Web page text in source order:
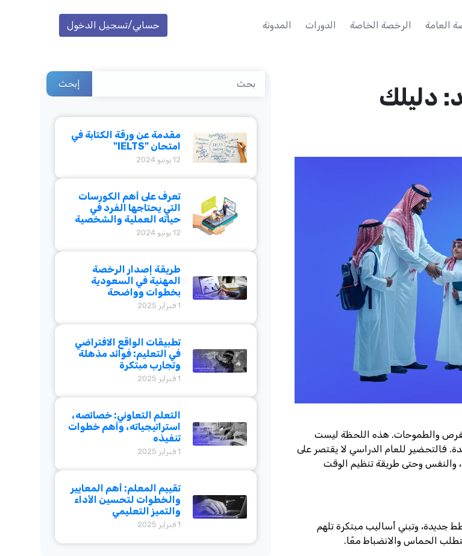
العامة الرخصة الخاصة الدورات المدونة حسابي/تسجيل الدخول
دليلك
والطموحات. هذه اللحظة ليست
فالتحضير للعام الدراسي لا يقتصر على
والنفس وحتى طريقة تنظيم الوقت
جديدة، وتبني أساليب مبتكرة تلهم
الحماس والانضباط معًا.
إبحث
مقدمة عن ورقة الكتابة في
امتحان "IELTS"
12 يونيو 2024
تعرف على أهم الكورسات
التي يحتاجها الفرد في
حياته العملية والشخصية
12 يونيو 2024
طريقة إصدار الرخصة
المهنية في السعودية
بخطوات وواضحة
1 فبراير 2025
تطبيقات الواقع الافتراضي
في التعليم: فوائد مذهلة
وتجارب مبتكرة
1 فبراير 2025
التعلم التعاوني: خصائصه،
استراتيجياته، وأهم خطوات
تنفيذه
1 فبراير 2025
تقييم المعلم: أهم المعايير
والخطوات لتحسين الأداء
والتميز التعليمي
1 فبراير 2025